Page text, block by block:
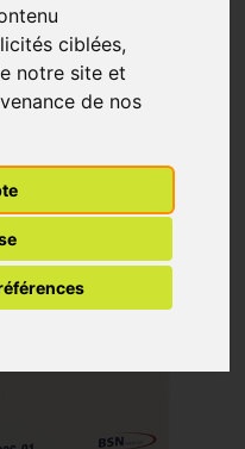
ciblées,
notre site et
de nos